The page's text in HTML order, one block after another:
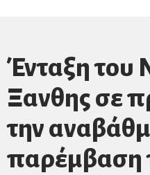
Ένταξη του
Ξανθης σε
την
παρέμβαση